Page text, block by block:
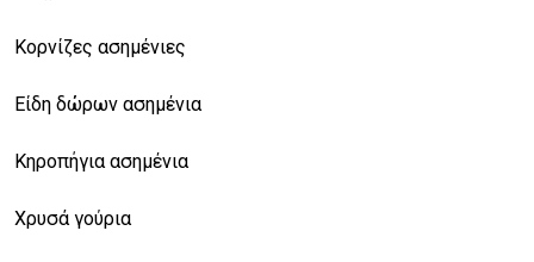
Κορνίζες ασημένιες
Είδη δώρων ασημένια
Κηροπήγια ασημένια
Χρυσά γούρια